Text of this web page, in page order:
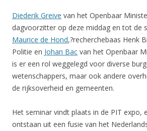
Diederik Greive van het Openbaar
dagvoorzitter op deze middag en tot de
Maurice de Hond,?recherchebaas Henk
Politie en Johan Bac van het Openbaar
is er een rol weggelegd voor diverse
wetenschappers, maar ook andere
de rijksoverheid en gemeenten.
Het seminar vindt plaats in de PIT expo,
ontstaan uit een fusie van het